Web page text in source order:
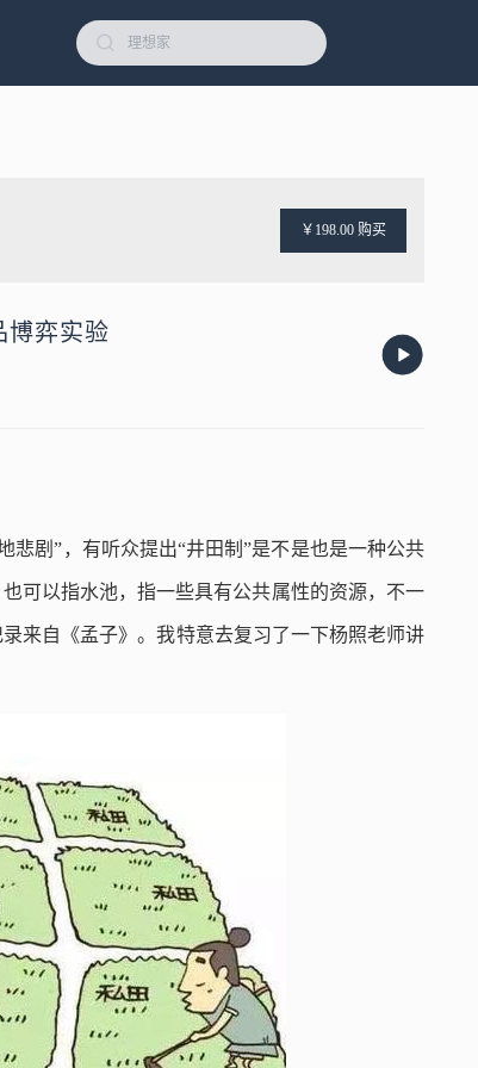
￥198.00 购买
博弈实验
剧”，有听众提出“井田制”是不是也是一种公共
可以指水池，指一些具有公共属性的资源，不一
来自《孟子》。我特意去复习了一下杨照老师讲